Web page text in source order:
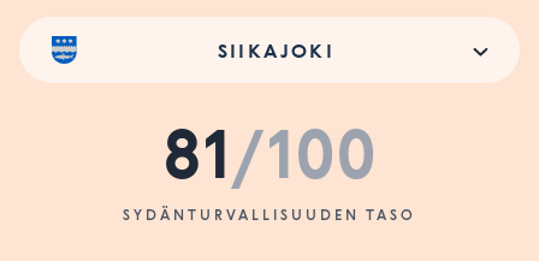
SIIKAJOKI
81/100
SYDÄNTURVALLISUUDEN TASO